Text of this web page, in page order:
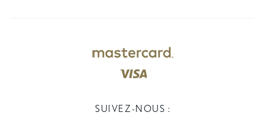
SUIVEZ-NOUS :